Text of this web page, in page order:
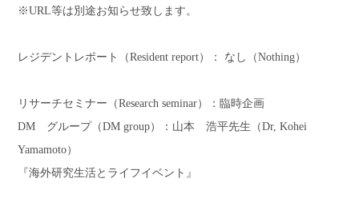
※URL等は別途お知らせ致します。
レジデントレポート（Resident report）： なし（Nothing）
リサーチセミナー（Research seminar）：臨時企画
DM グループ（DM group）：山本 浩平先生（Dr, Kohei
Yamamoto）
『海外研究生活とライフイベント』